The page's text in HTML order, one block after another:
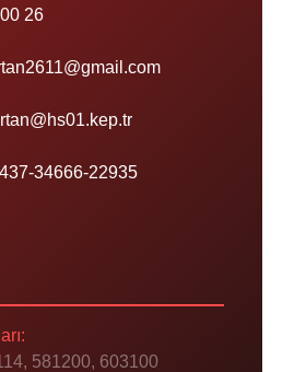
26
34666-22935
581200, 603100